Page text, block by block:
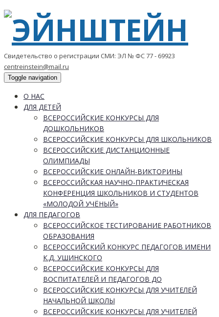
Свидетельство о регистрации СМИ: ЭЛ № ФС 77 - 69923
centreinstein@mail.ru
Toggle navigation
О НАС
ДЛЯ ДЕТЕЙ
ВСЕРОССИЙСКИЕ КОНКУРСЫ ДЛЯ
ДОШКОЛЬНИКОВ
ВСЕРОССИЙСКИЕ КОНКУРСЫ ДЛЯ ШКОЛЬНИКОВ
ВСЕРОССИЙСКИЕ ДИСТАНЦИОННЫЕ
ОЛИМПИАДЫ
ВСЕРОССИЙСКИЕ ОНЛАЙН-ВИКТОРИНЫ
ВСЕРОССИЙСКАЯ НАУЧНО-ПРАКТИЧЕСКАЯ
КОНФЕРЕНЦИЯ ШКОЛЬНИКОВ И СТУДЕНТОВ
«МОЛОДОЙ УЧЁНЫЙ»
ДЛЯ ПЕДАГОГОВ
ВСЕРОССИЙСКОЕ ТЕСТИРОВАНИЕ РАБОТНИКОВ
ОБРАЗОВАНИЯ
ВСЕРОССИЙСКИЙ КОНКУРС ПЕДАГОГОВ ИМЕНИ
К.Д. УШИНСКОГО
ВСЕРОССИЙСКИЕ КОНКУРСЫ ДЛЯ
ВОСПИТАТЕЛЕЙ И ПЕДАГОГОВ ДО
ВСЕРОССИЙСКИЕ КОНКУРСЫ ДЛЯ УЧИТЕЛЕЙ
НАЧАЛЬНОЙ ШКОЛЫ
ВСЕРОССИЙСКИЕ КОНКУРСЫ ДЛЯ УЧИТЕЛЕЙ